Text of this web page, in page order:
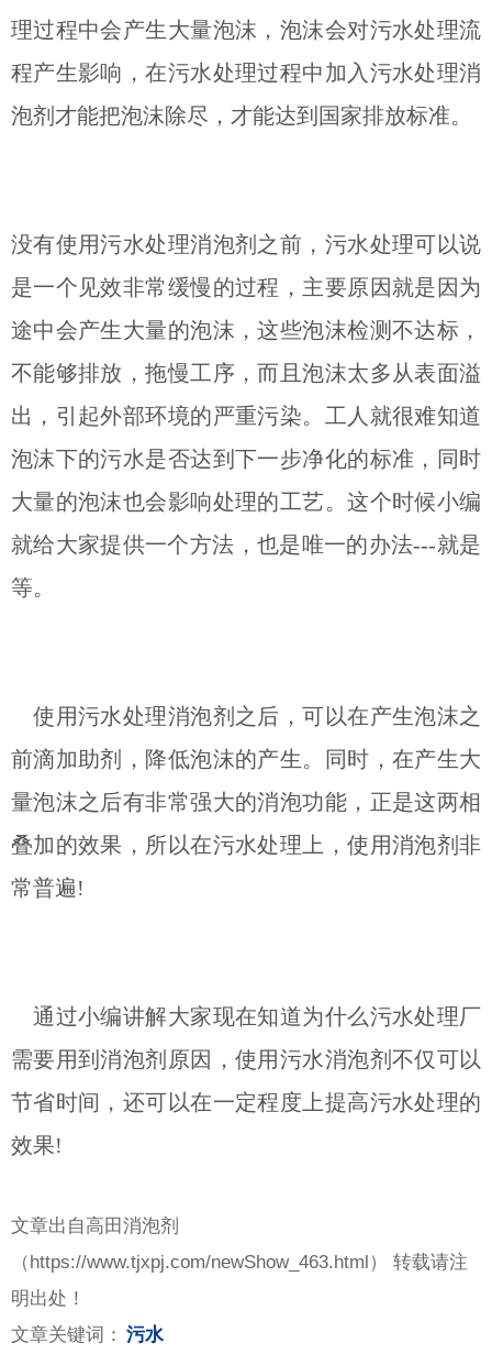
理过程中会产生大量泡沫，泡沫会对污水处理流
程产生影响，在污水处理过程中加入污水处理消
泡剂才能把泡沫除尽，才能达到国家排放标准。
没有使用污水处理消泡剂之前，污水处理可以说
是一个见效非常缓慢的过程，主要原因就是因为
途中会产生大量的泡沫，这些泡沫检测不达标，
不能够排放，拖慢工序，而且泡沫太多从表面溢
出，引起外部环境的严重污染。工人就很难知道
泡沫下的污水是否达到下一步净化的标准，同时
大量的泡沫也会影响处理的工艺。这个时候小编
就给大家提供一个方法，也是唯一的办法---就是
等。
使用污水处理消泡剂之后，可以在产生泡沫之
前滴加助剂，降低泡沫的产生。同时，在产生大
量泡沫之后有非常强大的消泡功能，正是这两相
叠加的效果，所以在污水处理上，使用消泡剂非
常普遍!
通过小编讲解大家现在知道为什么污水处理厂
需要用到消泡剂原因，使用污水消泡剂不仅可以
节省时间，还可以在一定程度上提高污水处理的
效果!
文章出自高田消泡剂
（https://www.tjxpj.com/newShow_463.html） 转载请注
明出处！
文章关键词： 污水